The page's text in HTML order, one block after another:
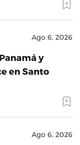
Ago 6, 2026
y
en Santo
Ago 6, 2026